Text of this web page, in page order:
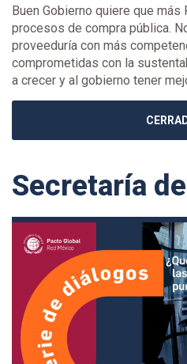
Buen Gobierno quiere que
procesos de compra pública.
proveeduría con más
comprometidas con la
a crecer y al gobierno tener
Secretaría